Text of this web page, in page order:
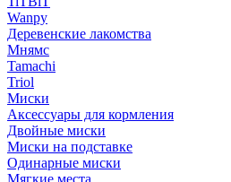
Wanpy
Деревенские лакомства
Мнямс
Tamachi
Triol
Миски
Аксессуары для кормления
Двойные миски
Миски на подставке
Одинарные миски
Мягкие места